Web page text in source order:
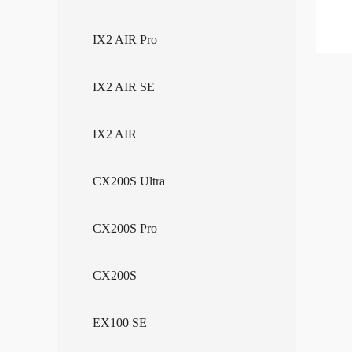
IX2 AIR Pro
IX2 AIR SE
IX2 AIR
CX200S Ultra
CX200S Pro
CX200S
EX100 SE